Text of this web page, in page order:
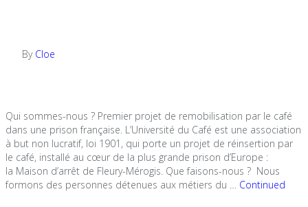
By Cloe
Qui sommes-nous ? Premier projet de remobilisation par le café
dans une prison française. L’Université du Café est une association
à but non lucratif, loi 1901, qui porte un projet de réinsertion par
le café, installé au cœur de la plus grande prison d’Europe :
la Maison d’arrêt de Fleury-Mérogis. Que faisons-nous ? Nous
formons des personnes détenues aux métiers du … Continued